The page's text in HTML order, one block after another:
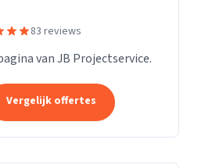
83 reviews
van JB Projectservice.
Vergelijk offertes